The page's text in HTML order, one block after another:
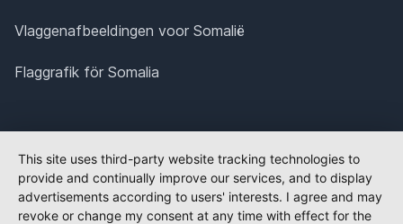
Vlaggenafbeeldingen voor Somalië
Flaggrafik för Somalia
This site uses third-party website tracking technologies to
provide and continually improve our services, and to display
advertisements according to users' interests. I agree and may
revoke or change my consent at any time with effect for the